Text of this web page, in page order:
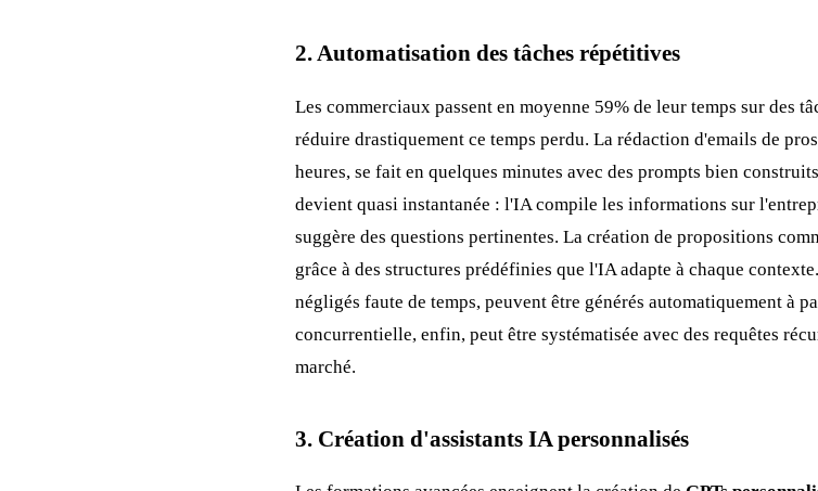
2. Automatisation des tâches répétitives
Les commerciaux passent en moyenne 59% de leur temps sur des
réduire drastiquement ce temps perdu. La rédaction d'emails de
heures, se fait en quelques minutes avec des prompts bien
devient quasi instantanée : l'IA compile les informations sur
suggère des questions pertinentes. La création de propositions
grâce à des structures prédéfinies que l'IA adapte à chaque
négligés faute de temps, peuvent être générés automatiquement à
concurrentielle, enfin, peut être systématisée avec des requêtes
marché.
3. Création d'assistants IA personnalisés